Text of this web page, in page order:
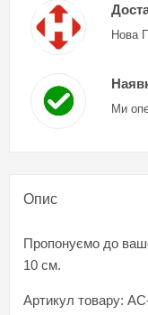
Нова
Ми
Опис
Пропонуємо до
10 см.
Артикул товару: